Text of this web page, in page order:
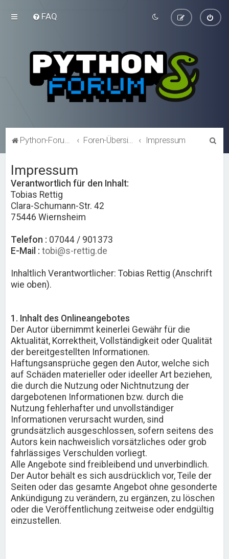
FAQ
Python-Forum.de Foren-Übersicht Impressum
Impressum
Verantwortlich für den Inhalt:
Tobias Rettig
Clara-Schumann-Str. 42
75446 Wiernsheim
Telefon : 07044 / 901373
E-Mail : tobi@s-rettig.de
Inhaltlich Verantwortlicher: Tobias Rettig (Anschrift
wie oben).
1. Inhalt des Onlineangebotes
Der Autor übernimmt keinerlei Gewähr für die
Aktualität, Korrektheit, Vollständigkeit oder Qualität
der bereitgestellten Informationen.
Haftungsansprüche gegen den Autor, welche sich
auf Schäden materieller oder ideeller Art beziehen,
die durch die Nutzung oder Nichtnutzung der
dargebotenen Informationen bzw. durch die
Nutzung fehlerhafter und unvollständiger
Informationen verursacht wurden, sind
grundsätzlich ausgeschlossen, sofern seitens des
Autors kein nachweislich vorsätzliches oder grob
fahrlässiges Verschulden vorliegt.
Alle Angebote sind freibleibend und unverbindlich.
Der Autor behält es sich ausdrücklich vor, Teile der
Seiten oder das gesamte Angebot ohne gesonderte
Ankündigung zu verändern, zu ergänzen, zu löschen
oder die Veröffentlichung zeitweise oder endgültig
einzustellen.